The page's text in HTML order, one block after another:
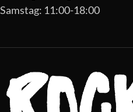
Samstag: 11:00-18:00